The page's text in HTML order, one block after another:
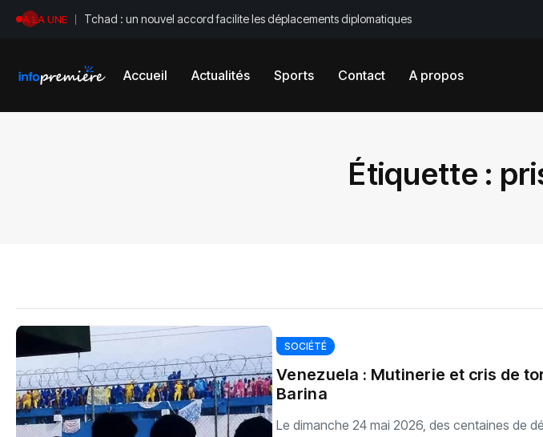
A LA UNE Tchad : un nouvel accord facilite les déplacements diplomatiques
Accueil Actualités Sports Contact A propos
Étiquette :
SOCIÉTÉ
‎Venezuela : Mutinerie et cris de
Barina
Le dimanche 24 mai 2026, des centaines de